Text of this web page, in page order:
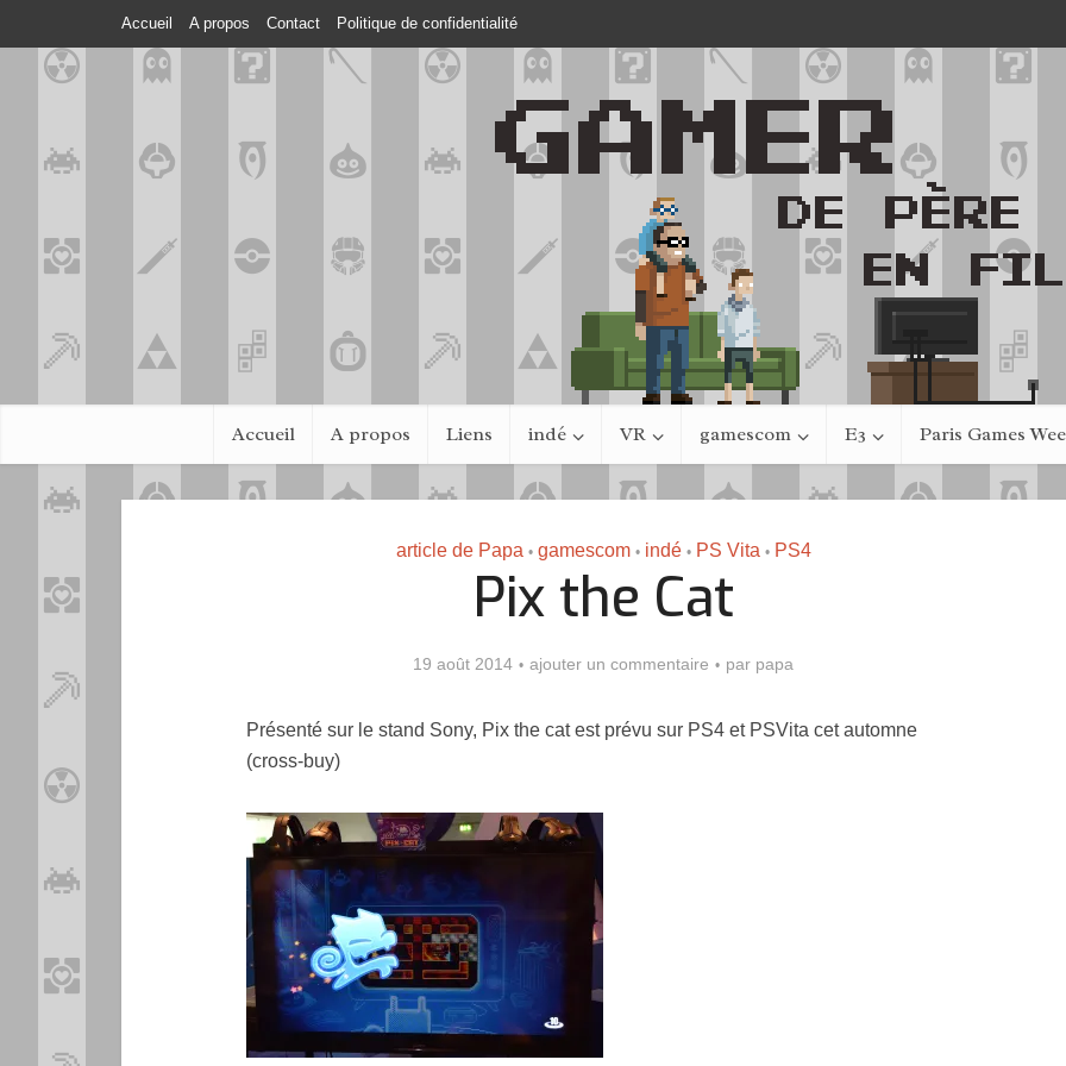
Accueil A propos Contact Politique de confidentialité
Accueil A propos Liens indé VR gamescom E3 Paris Games
article de Papa • gamescom • indé • PS Vita • PS4
Pix the Cat
19 août 2014 ajouter un commentaire par papa
Présenté sur le stand Sony, Pix the cat est prévu sur PS4 et PSVita cet automne
(cross-buy)
Looking for Fael